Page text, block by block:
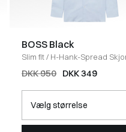
BOSS Black
Slim fit/ H-Hank-Spread
LYS BLÅ
DKK 950 DKK 349